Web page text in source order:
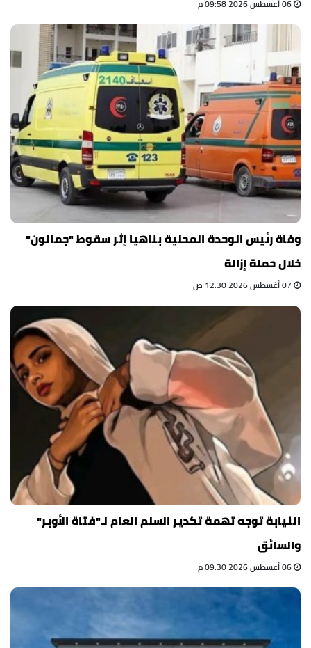
وفاة رئيس الوحدة المحلية بناهيا إثر سقوط "جمالون"
خلال حملة إزالة
النيابة توجه تهمة تكدير السلم العام لـ"فتاة الأوبر"
والسائق